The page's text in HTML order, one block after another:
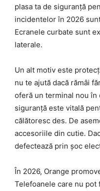
plasa ta de siguranță
incidentelor în 2026
Ecranele curbate sunt
laterale.
Un alt motiv este
nu te ajută dacă rămâi
oferă un terminal nou
siguranță este vitală
călătoresc des. De
accesoriile din cutie.
defectează prin șoc
În 2026, Orange
Telefoanele care nu